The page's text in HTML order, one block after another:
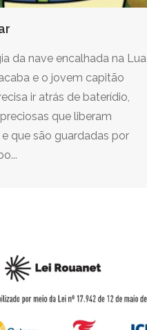
da nave encalhada na Lua
e o jovem capitão
ir atrás de baterídio,
que liberam
e que são guardadas por